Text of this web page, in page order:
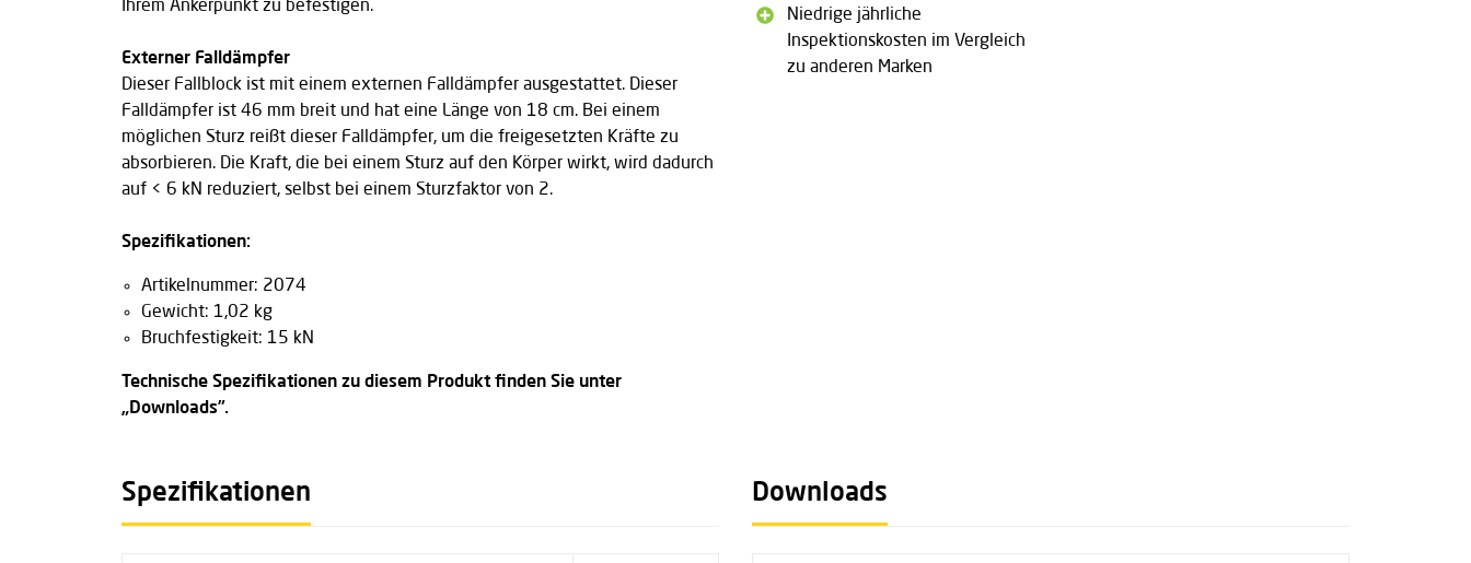
Ihrem Ankerpunkt zu befestigen.
Externer Falldämpfer
Dieser Fallblock ist mit einem externen Falldämpfer ausgestattet. Dieser
Falldämpfer ist 46 mm breit und hat eine Länge von 18 cm. Bei einem
möglichen Sturz reißt dieser Falldämpfer, um die freigesetzten Kräfte zu
absorbieren. Die Kraft, die bei einem Sturz auf den Körper wirkt, wird dadurch
auf < 6 kN reduziert, selbst bei einem Sturzfaktor von 2.
Spezifikationen:
Artikelnummer: 2074
Gewicht: 1,02 kg
Bruchfestigkeit: 15 kN
Technische Spezifikationen zu diesem Produkt finden Sie unter
„Downloads”.
Niedrige jährliche
Inspektionskosten im Vergleich
zu anderen Marken
Spezifikationen Downloads